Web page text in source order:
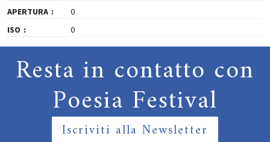
APERTURA
0
ISO
0
Resta in contatto con
Poesia Festival
Iscriviti alla Newsletter